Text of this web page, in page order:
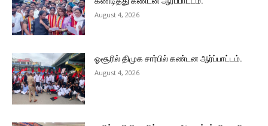
August 4, 2026
ஓசூரில் திமுக சார்பில் கண்டன ஆர்ப்பாட்டம்.
August 4, 2026